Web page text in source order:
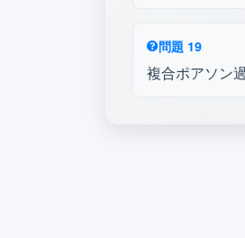
問題 19
複合ポアソン